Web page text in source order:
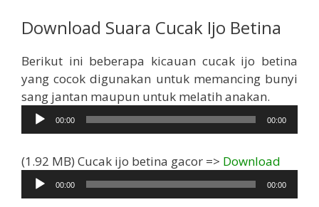
Download Suara Cucak Ijo Betina
Berikut ini beberapa kicauan cucak ijo betina
yang cocok digunakan untuk memancing bunyi
sang jantan maupun untuk melatih anakan.
Audio
00:00 00:00
(1.92 MB) Cucak ijo betina gacor => Download
Audio
00:00 00:00